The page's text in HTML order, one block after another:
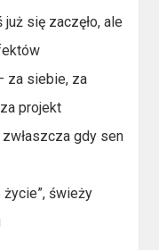
już się zaczęło, ale
za siebie, za
projekt
gdy sen
życie”, świeży